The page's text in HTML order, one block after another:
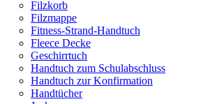
Filzkorb
Filzmappe
Fitness-Strand-Handtuch
Fleece Decke
Geschirrtuch
Handtuch zum Schulabschluss
Handtuch zur Konfirmation
Handtücher